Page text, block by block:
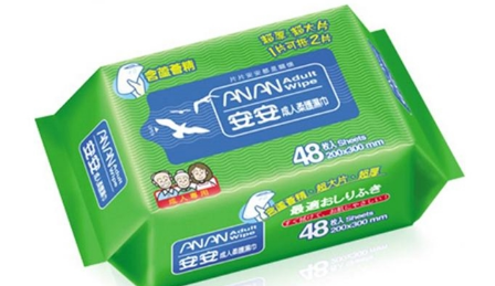
1.分期款項不併入電信帳單，「大哥付你分期」於每月結算日後寄送繳費提
2.透過簡訊連結打開帳單後，可選擇「超商條碼／台灣大直營門市／銀行轉
帳／街口支付／iPASS MONEY」等通路繳費。
【注意事項】
1.本服務係由「台灣大哥大股份有限公司」（以下簡稱本公司）所提供，讓
用戶於交易時，得透過本服務購買商品或服務，並由商店將買賣／分期付款
買賣價金債權讓與本公司後，依約使用本公司帳單繳交帳款。
2.基於同意付款使用「大哥付你分期」之契約關係目的，商店將以您的個人
資料（包含姓名、電話或地址）提供予台灣大哥大進項蒐集、處理及利用，
由本公司與您本人進行分期帳單所需資料之確認、核對及更正。
3.完整用戶服務條款，請詳閱以下連結：https://oppay.tw/userRule
【「AFTEE先享後付」結帳流程】
１．於結帳方式選擇「AFTEE先享後付」後，將跳轉至「AFTEE先享後付」
結帳頁面，進行簡訊認證並確認金額後，即可完成結帳。
２．訂單成立數日內，您將收到繳費通知簡訊。
３．收到繳費通知簡訊後14天內，點擊此簡訊中的連結，可透過四大超商／
ATM／網路銀行／等多元方式進行付款，方視為交易完成。
※ 請注意：結帳手續完成當下不需立刻繳費，但若您需要取消訂單，請聯絡
購買商品的店家。未經商家同意取消之訂單仍視為有效，需透過AFTEE先享
後付繳納相關費用。
※ 交易是否成功請以「AFTEE先享後付 」之結帳頁面顯示為準，若有關於
是否繳費成功／繳費後需取消欲退款等相關疑問，請聯繫「AFTEE先享後付
客戶支援中心」
https://netprotections.freshdesk.com/support/home
每筆NT$80，滿NT$999(含以上)免運費